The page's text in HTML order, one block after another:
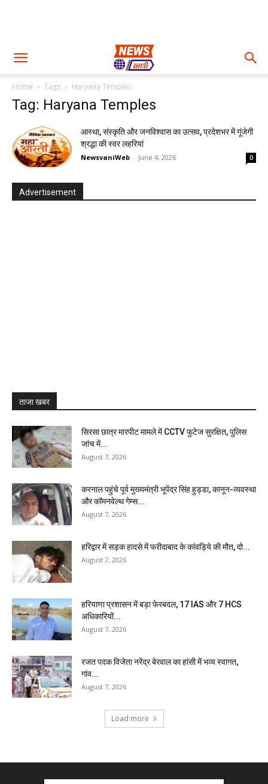
Home Tags Haryana Temples
Tag: Haryana Temples
आस्था, संस्कृति और जनविश्वास का उत्सव, प्रदेशभर में गूंजेगी
श्रद्धा की स्वर लहरियां
NewsvaniWeb - June 4, 2026 0
Advertisement
ताजा खबर
सिरसा छात्र मारपीट मामले में CCTV फुटेज सुरक्षित, पुलिस
जांच में...
August 7, 2026
करनाल पहुंचे पूर्व मुख्यमंत्री भूपेंद्र सिंह हुड्डा, कानून-व्यवस्था
और कॉमनवेल्थ गेम्स...
August 7, 2026
हरिद्वार में सड़क हादसे में फरीदाबाद के कांवड़िये की मौत, दो...
August 7, 2026
हरियाणा प्रशासन में बड़ा फेरबदल, 17 IAS और 7 HCS
अधिकारियों...
August 7, 2026
रजत पदक विजेता नरेंद्र बेरवाल का हांसी में भव्य स्वागत,
गांव...
August 7, 2026
Load more